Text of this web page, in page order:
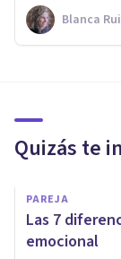
Blanca
Quizás te
PAREJA
​Las 7
emocional